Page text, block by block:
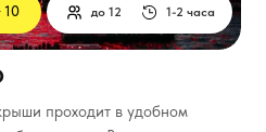
проходит в удобном
1-2 часа
до 12
10